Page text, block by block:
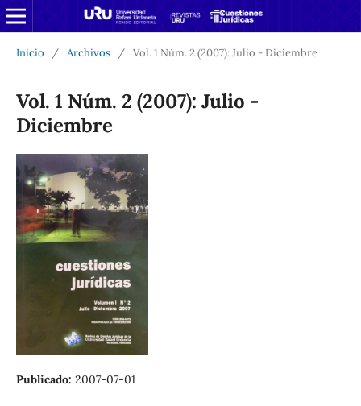
Inicio / Archivos / Vol. 1 Núm. 2 (2007): Julio - Diciembre
Vol. 1 Núm. 2 (2007): Julio -
Diciembre
Publicado: 2007-07-01